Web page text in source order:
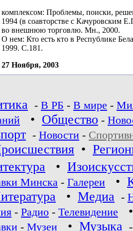
комплексом: Проблемы, поиски,
1994 (в соавторстве с Качуровским
во внешнюю торговлю. Мн., 2000.
О нем: Кто есть кто в Республике
1999. С.181.
27 Ноября, 2003
- В РБ - В мире -
• Общество -
- Новости -
•
•
Минска - Галереи •
• Медиа -
- Радио - Телевидение
- Музеи • Музыка